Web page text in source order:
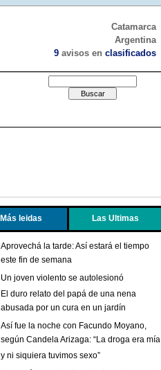
Catamarca
Argentina
9 avisos en clasificados
Más leidas Las Ultimas
Aprovechá la tarde: Así estará el tiempo
este fin de semana
Un joven violento se autolesionó
El duro relato del papá de una nena
abusada por un cura en un jardín
Así fue la noche con Facundo Moyano,
según Candela Arizaga: “La droga era mía
y ni siquiera tuvimos sexo”